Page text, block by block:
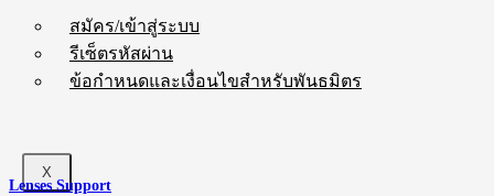
สมัคร/เข้าสู่ระบบ
รีเซ็ตรหัสผ่าน
ข้อกำหนดและเงื่อนไขสำหรับพันธมิตร
X
Lenses Support